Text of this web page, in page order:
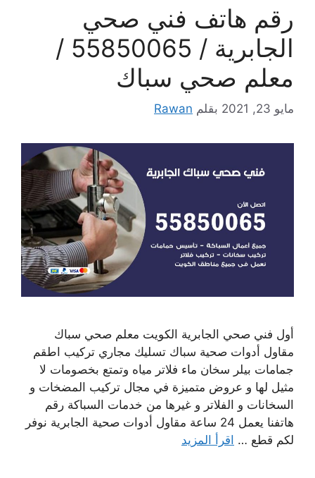
رقم هاتف فني صحي
الجابرية / 55850065 /
معلم صحي سباك
مايو 23, 2021 بقلم Rawan
أول فني صحي الجابرية الكويت معلم صحي سباك
مقاول أدوات صحية سباك تسليك مجاري تركيب اطقم
جمامات بيلر سخان ماء فلاتر مياه وتمتع بخصومات لا
مثيل لها و عروض متميزة في مجال تركيب المضخات و
السخانات و الفلاتر و غيرها من خدمات السباكة رقم
هاتفنا يعمل 24 ساعة مقاول أدوات صحية الجابرية نوفر
لكم قطع … اقرأ المزيد